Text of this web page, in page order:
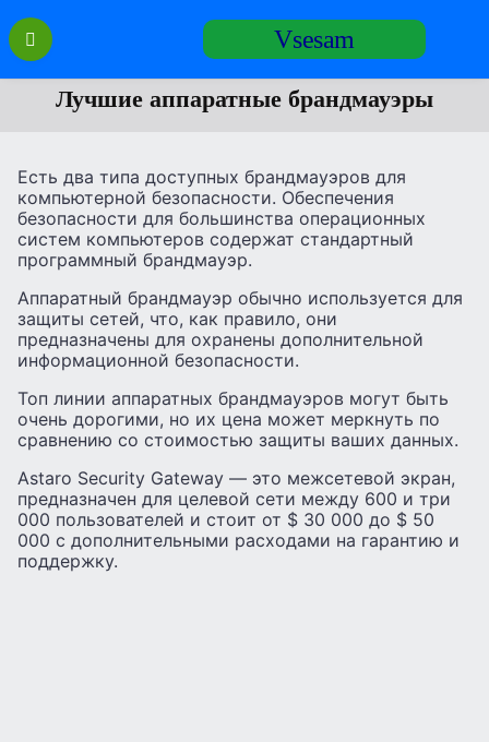
Перейти
содержанию
Vsesam
Лучшие аппаратные брандмауэры
Есть два типа доступных брандмауэров для
компьютерной безопасности. Обеспечения
безопасности для большинства операционных
систем компьютеров содержат стандартный
программный брандмауэр.
Аппаратный брандмауэр обычно используется для
защиты сетей, что, как правило, они
предназначены для охранены дополнительной
информационной безопасности.
Топ линии аппаратных брандмауэров могут быть
очень дорогими, но их цена может меркнуть по
сравнению со стоимостью защиты ваших данных.
Astaro Security Gateway — это межсетевой экран,
предназначен для целевой сети между 600 и три
000 пользователей и стоит от $ 30 000 до $ 50
000 с дополнительными расходами на гарантию и
поддержку.